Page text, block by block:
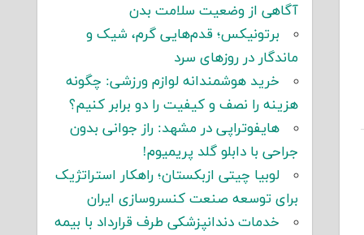
آگاهی از وضعیت سلامت بدن
برتونیکس؛ قدم‌هایی گرم، شیک و
ماندگار در روزهای سرد
خرید هوشمندانه لوازم ورزشی: چگونه
هزینه را نصف و کیفیت را دو برابر کنیم؟
هایفوتراپی در مشهد: راز جوانی بدون
جراحی با دابلو گلد پریمیوم!
لوبیا چیتی ازبکستان؛ راهکار استراتژیک
برای توسعه صنعت کنسروسازی ایران
خدمات دندانپزشکی طرف قرارداد با بیمه